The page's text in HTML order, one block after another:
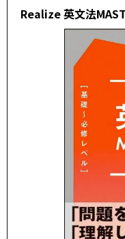
Realize 英文法